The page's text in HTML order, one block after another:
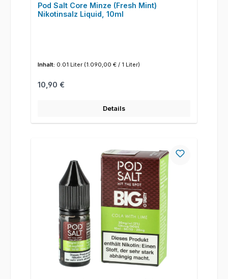
Pod Salt Core Minze (Fresh Mint)
Nikotinsalz Liquid, 10ml
Inhalt: 0.01 Liter (1.090,00 € / 1 Liter)
Regulärer Preis:
10,90 €
Details